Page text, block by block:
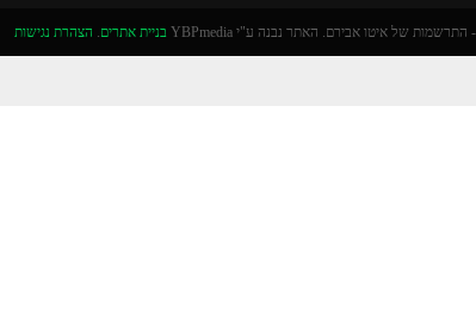
בניית אתרים. הצהרת נגישות